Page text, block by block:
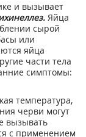
и вызывает
Яйца
сырой
или
яйца
части тела
симптомы:
температура,
черви могут
вызывать
с применением